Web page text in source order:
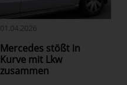
01.04.2026
Mercedes stößt in
Kurve mit Lkw
zusammen